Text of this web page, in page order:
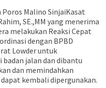
Kasat
SE.,MM yang menerima
melakukan Reaksi Cepat
dengan BPBD
Lowder untuk
jalan dan dibantu
dan memindahkan
kembali dipergunakan.